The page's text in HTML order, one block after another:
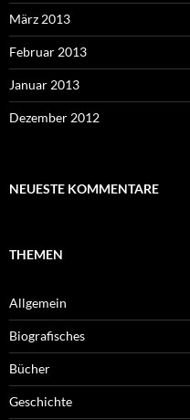
März 2013
Februar 2013
Januar 2013
Dezember 2012
NEUESTE KOMMENTARE
THEMEN
Allgemein
Biografisches
Bücher
Geschichte